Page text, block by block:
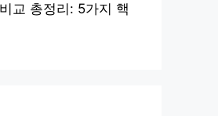
교 총정리: 5가지 핵